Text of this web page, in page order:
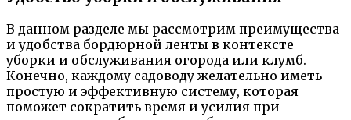
В данном разделе мы рассмотрим преимущества
и удобства бордюрной ленты в контексте
уборки и обслуживания огорода или клумб.
Конечно, каждому садоводу желательно иметь
простую и эффективную систему, которая
поможет сократить время и усилия при